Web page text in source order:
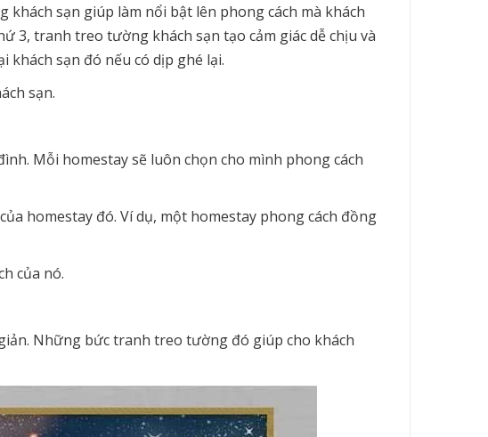
sạn giúp làm nổi bật lên phong cách mà khách
3, tranh treo tường khách sạn tạo cảm giác dễ chịu và
khách sạn đó nếu có dịp ghé lại.
sạn.
Mỗi homestay sẽ luôn chọn cho mình phong cách
homestay đó. Ví dụ, một homestay phong cách đồng
của nó.
Những bức tranh treo tường đó giúp cho khách